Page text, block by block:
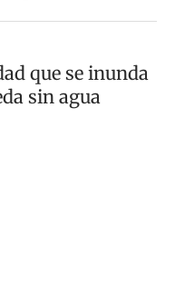
que se inunda
sin agua